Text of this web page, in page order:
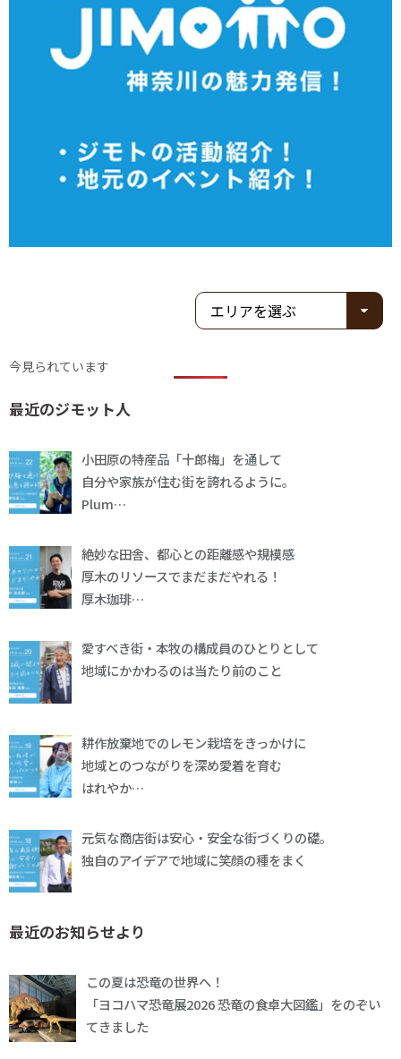
今見られています
最近のジモット人
小田原の特産品「十郎梅」を通して
自分や家族が住む街を誇れるように。
Plum…
絶妙な田舎、都心との距離感や規模感
厚木のリソースでまだまだやれる！
厚木珈琲…
愛すべき街・本牧の構成員のひとりとして
地域にかかわるのは当たり前のこと
耕作放棄地でのレモン栽培をきっかけに
地域とのつながりを深め愛着を育む
はれやか…
元気な商店街は安心・安全な街づくりの礎。
独自のアイデアで地域に笑顔の種をまく
最近のお知らせより
この夏は恐竜の世界へ！
「ヨコハマ恐竜展2026 恐竜の食卓大図鑑」をのぞい
てきました